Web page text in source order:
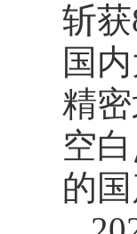
斩
国
精
空
的